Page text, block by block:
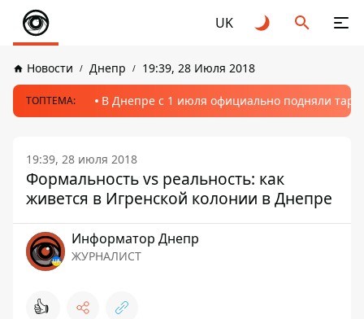
UK
Новости Днепр 19:39, 28 Июля 2018
ТОПТЕМА: В Днепре с 1 июля официально подняли
19:39, 28 июля 2018
Формальность vs реальность: как
живется в Игренской колонии в Днепре
Информатор Днепр
ЖУРНАЛИСТ
👍